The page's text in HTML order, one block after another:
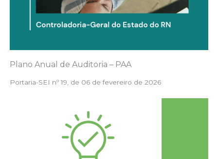
Plano Anual de Auditoria – PAA
Portaria-SEI nº 19, de 06 de fevereiro de 2026